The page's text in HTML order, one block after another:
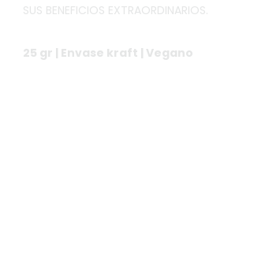
SUS BENEFICIOS EXTRAORDINARIOS.
25 gr | Envase kraft | Vegano